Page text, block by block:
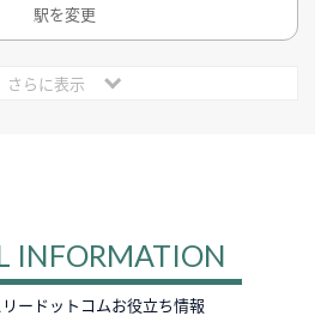
駅を変更
さらに表示
INFORMATION
ードットコムお役立ち情報